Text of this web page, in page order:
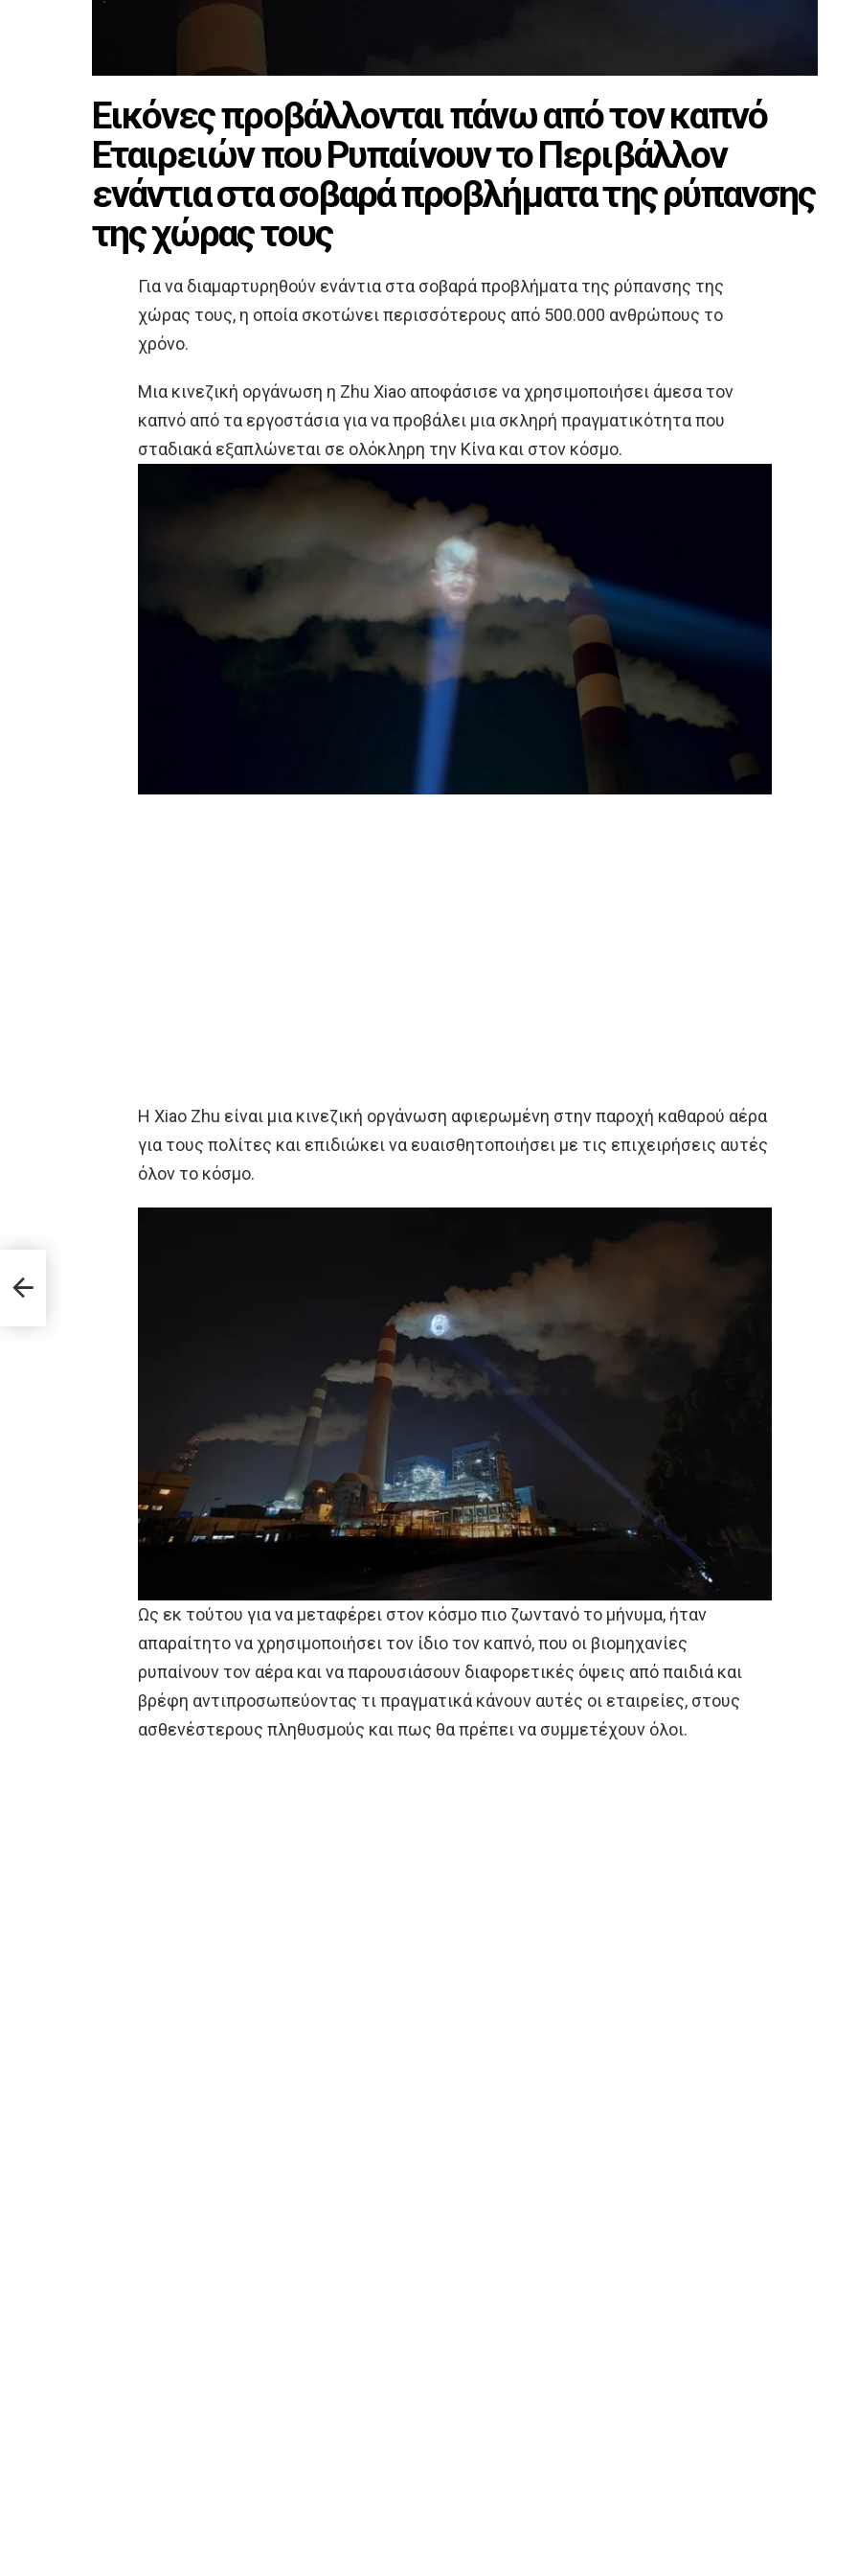
Εικόνες προβάλλονται πάνω από τον καπνό
Εταιρειών που Ρυπαίνουν το Περιβάλλον
ενάντια στα σοβαρά προβλήματα της ρύπανσης
της χώρας τους
Για να διαμαρτυρηθούν ενάντια στα σοβαρά προβλήματα της ρύπανσης της
χώρας τους, η οποία σκοτώνει περισσότερους από 500.000 ανθρώπους το
χρόνο.
Μια κινεζική οργάνωση η Zhu Xiao αποφάσισε να χρησιμοποιήσει άμεσα τον
καπνό από τα εργοστάσια για να προβάλει μια σκληρή πραγματικότητα που
σταδιακά εξαπλώνεται σε ολόκληρη την Κίνα και στον κόσμο.
Η Xiao Zhu είναι μια κινεζική οργάνωση αφιερωμένη στην παροχή καθαρού αέρα
για τους πολίτες και επιδιώκει να ευαισθητοποιήσει με τις επιχειρήσεις αυτές
όλον το κόσμο.
Ως εκ τούτου για να μεταφέρει στον κόσμο πιο ζωντανό το μήνυμα, ήταν
απαραίτητο να χρησιμοποιήσει τον ίδιο τον καπνό, που οι βιομηχανίες
ρυπαίνουν τον αέρα και να παρουσιάσουν διαφορετικές όψεις από παιδιά και
βρέφη αντιπροσωπεύοντας τι πραγματικά κάνουν αυτές οι εταιρείες, στους
ασθενέστερους πληθυσμούς και πως θα πρέπει να συμμετέχουν όλοι.